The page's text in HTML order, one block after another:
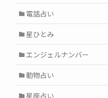
電話占い
星ひとみ
エンジェルナンバー
動物占い
星座占い